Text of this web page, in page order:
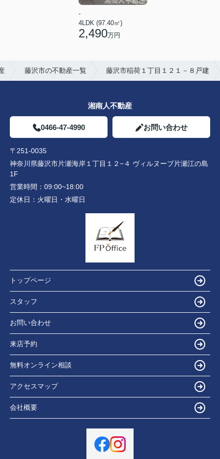
-
4LDK (97.40㎡)
2,490万円
藤沢市の不動産一覧 藤沢市稲荷１丁目１２１－８戸建
湘南人不動産
0466-47-4990 お問い合わせ
〒251-0035
神奈川県藤沢市片瀬海岸１丁目１２−４ ヴィルヌーブ片瀬江の島
1F
営業時間： 09:00~18:00
定休日： 火曜日・水曜日
トップページ
スタッフ
お問い合わせ
来店予約
無料オンライン相談
アクセスマップ
会社概要